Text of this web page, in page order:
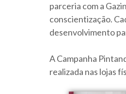
parceria com a
conscientização.
desenvolvimento
A Campanha
realizada nas lojas